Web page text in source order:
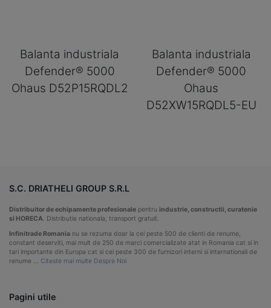
Balanta industriala
Defender® 5000
Ohaus D52P15RQDL2
Balanta industriala
Defender® 5000
Ohaus
D52XW15RQDL5-EU
S.C. DRIATHELI GROUP S.R.L
Distribuitor de echipamente profesionale pentru industrie, constructii, curatenie
si HORECA . Distributie nationala, transport gratuit.
Infinitrade Romania nu se rezuma doar la cei peste 500 de clienti de renume,
constant deserviti, mai mult de 250 de marci comercializate atat in Romania cat si in
tari importante din Europa cat si cei peste 300 de furnizori interni si internationali de
renume … Citeste mai multe Despre Noi
Pagini utile